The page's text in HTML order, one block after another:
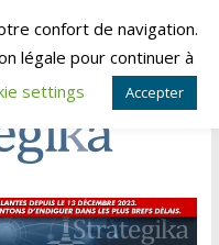
2026confort de navigation.
légale pour continuer à
settings Accepter